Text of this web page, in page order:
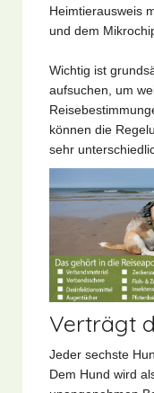
Heimtierausweis
und dem
Wichtig ist
aufsuchen, um
können die
sehr
Verträgt
Jeder sechste
Dem Hund wird